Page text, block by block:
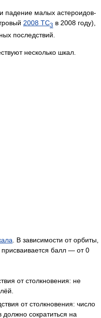
падение малых астероидов-
2008 TC3 в 2008 году),
последствий.
несколько шкал.
. В зависимости от орбиты,
балл — от 0
от столкновения: не
от столкновения: число
сократиться на